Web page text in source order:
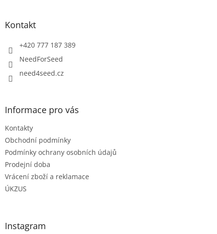
Kontakt
+420 777 187 389
NeedForSeed
need4seed.cz
Informace pro vás
Kontakty
Obchodní podmínky
Podmínky ochrany osobních údajů
Prodejní doba
Vrácení zboží a reklamace
ÚKZUS
Instagram